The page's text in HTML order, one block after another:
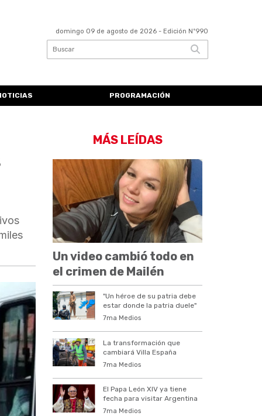
domingo 09 de agosto de 2026 - Edición Nº990
PROGRAMACIÓN
MÁS LEÍDAS
Un video cambió todo en
el crimen de Mailén
"Un héroe de su patria debe
estar donde la patria duele"
7ma Medios
La transformación que
cambiará Villa España
7ma Medios
El Papa León XIV ya tiene
fecha para visitar Argentina
7ma Medios